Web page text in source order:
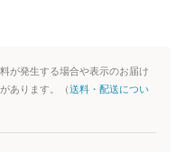
が発生する場合や表示のお届け
あります。（送料・配送につい